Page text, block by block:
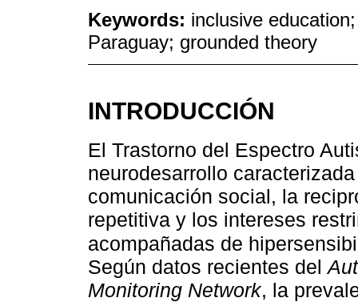
Keywords: inclusive
Paraguay; grounded theory
INTRODUCCIÓN
El Trastorno del Espectro
neurodesarrollo
comunicación social, la
repetitiva y los intereses
acompañadas de
Según datos recientes del
Monitoring Network, la